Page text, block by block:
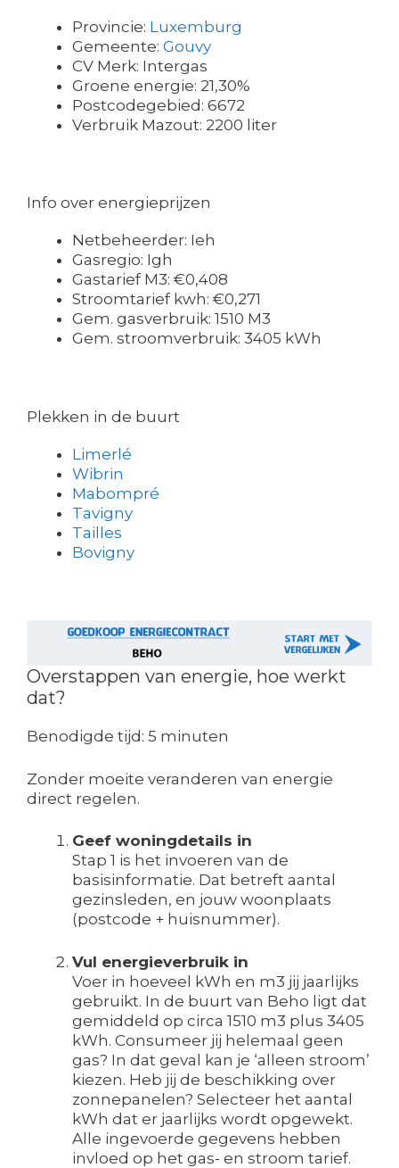
Provincie: Luxemburg
Gemeente: Gouvy
CV Merk: Intergas
Groene energie: 21,30%
Postcodegebied: 6672
Verbruik Mazout: 2200 liter
Info over energieprijzen
Netbeheerder: Ieh
Gasregio: Igh
Gastarief M3: €0,408
Stroomtarief kwh: €0,271
Gem. gasverbruik: 1510 M3
Gem. stroomverbruik: 3405 kWh
Plekken in de buurt
Limerlé
Wibrin
Mabompré
Tavigny
Tailles
Bovigny
Overstappen van energie, hoe werkt
dat?
Benodigde tijd: 5 minuten
Zonder moeite veranderen van energie
direct regelen.
Geef woningdetails in
Stap 1 is het invoeren van de
basisinformatie. Dat betreft aantal
gezinsleden, en jouw woonplaats
(postcode + huisnummer).
Vul energieverbruik in
Voer in hoeveel kWh en m3 jij jaarlijks
gebruikt. In de buurt van Beho ligt dat
gemiddeld op circa 1510 m3 plus 3405
kWh. Consumeer jij helemaal geen
gas? In dat geval kan je ‘alleen stroom’
kiezen. Heb jij de beschikking over
zonnepanelen? Selecteer het aantal
kWh dat er jaarlijks wordt opgewekt.
Alle ingevoerde gegevens hebben
invloed op het gas- en stroom tarief.